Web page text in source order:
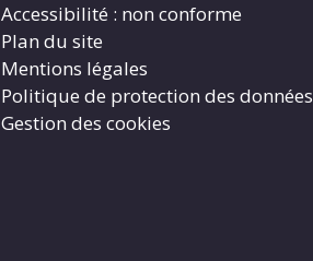
Accessibilité : non conforme
Plan du site
Mentions légales
Politique de protection des données
Gestion des cookies